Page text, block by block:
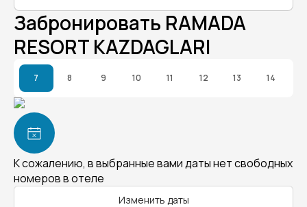
Забронировать RAMADA
RESORT KAZDAGLARI
7 8 9 10 11 12 13 14
К сожалению, в выбранные вами даты нет свободных
номеров в отеле
Изменить даты